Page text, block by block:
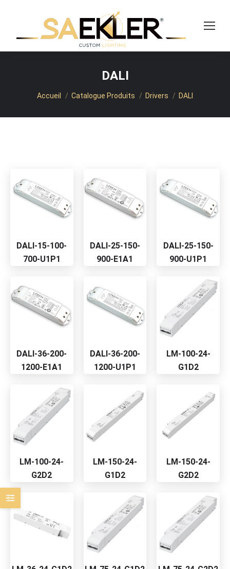
DALI
Vous êtes ici :
Accueil Catalogue Produits Drivers DALI
DALI-15-100-
700-U1P1
DALI-25-150-
900-E1A1
DALI-25-150-
900-U1P1
DALI-36-200-
1200-E1A1
DALI-36-200-
1200-U1P1
LM-100-24-
G1D2
LM-100-24-
G2D2
LM-150-24-
G1D2
LM-150-24-
G2D2